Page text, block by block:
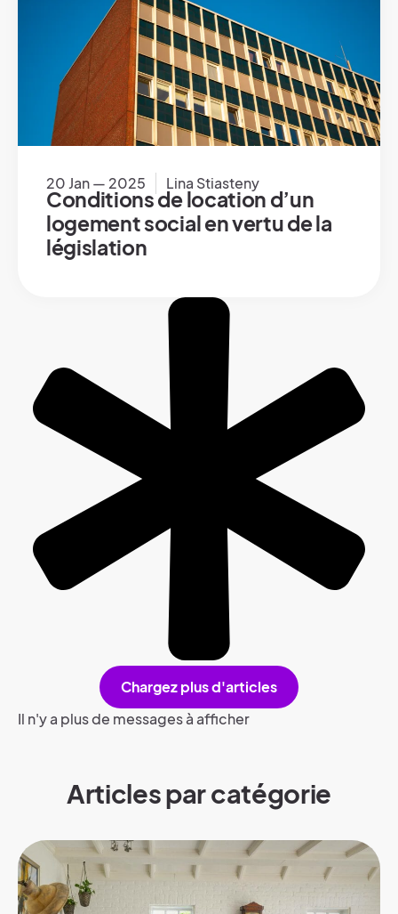
20 Jan — 2025 Lina Stiasteny
Conditions de location d’un
logement social en vertu de la
législation
Chargez plus d'articles
Il n'y a plus de messages à afficher
Articles par catégorie